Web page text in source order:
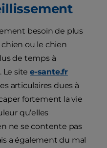
besoin de plus
ou le chien
de temps à
Le sitee-sante.fr
articulaires dues à
fortement la vie
qu’elles
ne se contente pas
a également du mal